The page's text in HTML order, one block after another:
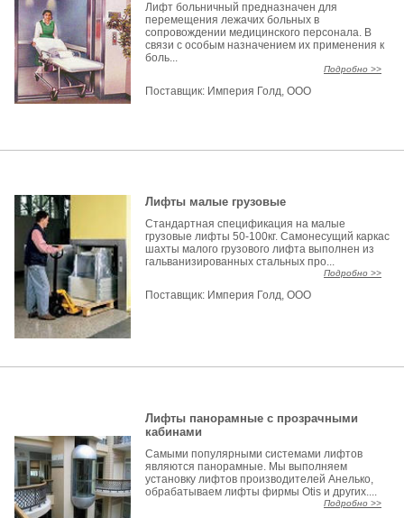
Лифт больничный предназначен для
перемещения лежачих больных в
сопровождении медицинского персонала. В
связи с особым назначением их применения к
боль...
Подробно >>
Поставщик: Империя Голд, ООО
Лифты малые грузовые
Стандартная спецификация на малые
грузовые лифты 50-100кг. Самонесущий каркас
шахты малого грузового лифта выполнен из
гальванизированных стальных про...
Подробно >>
Поставщик: Империя Голд, ООО
Лифты панорамные с прозрачными
кабинами
Самыми популярными системами лифтов
являются панорамные. Мы выполняем
установку лифтов производителей Анелько,
обрабатываем лифты фирмы Otis и других....
Подробно >>